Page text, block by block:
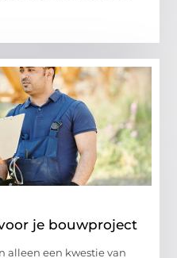
je bouwproject
alleen een kwestie van